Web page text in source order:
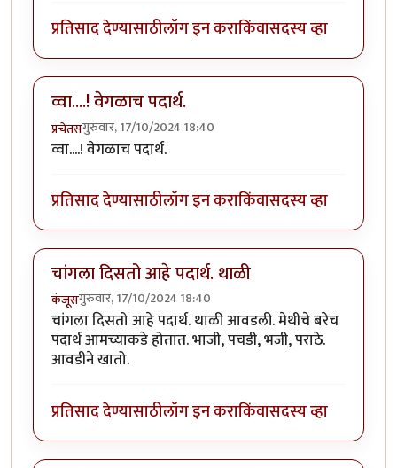
प्रतिसाद देण्यासाठीलॉग इन कराकिंवासदस्य व्हा
व्वा....! वेगळाच पदार्थ.
प्रचेतसगुरुवार, 17/10/2024 18:40
व्वा....! वेगळाच पदार्थ.
प्रतिसाद देण्यासाठीलॉग इन कराकिंवासदस्य व्हा
चांगला दिसतो आहे पदार्थ. थाळी
कंजूसगुरुवार, 17/10/2024 18:40
चांगला दिसतो आहे पदार्थ. थाळी आवडली. मेथीचे बरेच
पदार्थ आमच्याकडे होतात. भाजी, पचडी, भजी, पराठे.
आवडीने खातो.
प्रतिसाद देण्यासाठीलॉग इन कराकिंवासदस्य व्हा